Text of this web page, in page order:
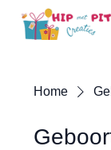
Home